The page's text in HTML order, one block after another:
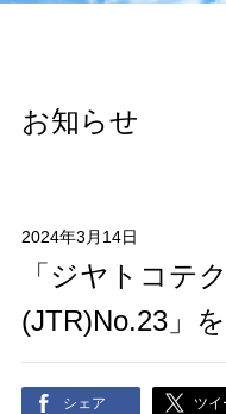
お知らせ
2024年3月14日
「ジヤトコテ
(JTR)No.23」
シェア ツイ